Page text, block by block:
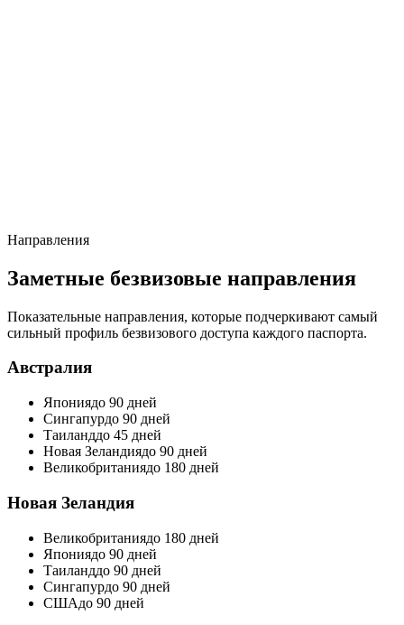
Направления
Заметные безвизовые направления
Показательные направления, которые подчеркивают самый
сильный профиль безвизового доступа каждого паспорта.
Австралия
Япониядо 90 дней
Сингапурдо 90 дней
Таиланддо 45 дней
Новая Зеландиядо 90 дней
Великобританиядо 180 дней
Новая Зеландия
Великобританиядо 180 дней
Япониядо 90 дней
Таиланддо 90 дней
Сингапурдо 90 дней
СШАдо 90 дней